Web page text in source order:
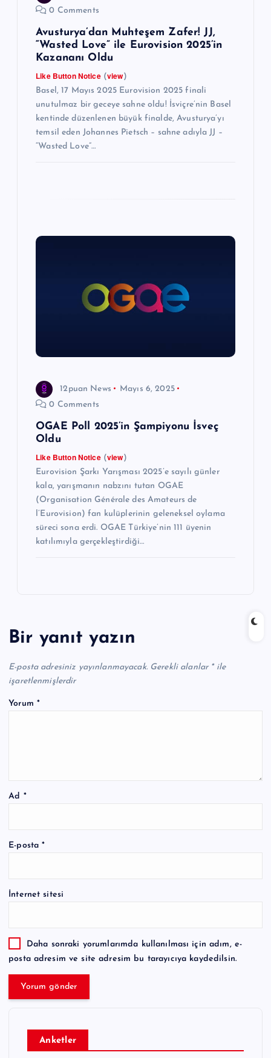
0 Comments
Avusturya’dan Muhteşem Zafer! JJ,
“Wasted Love” ile Eurovision 2025’in
Kazananı Oldu
Like Button Notice(view )
Basel, 17 Mayıs 2025 Eurovision 2025 finali
unutulmaz bir geceye sahne oldu! İsviçre’nin Basel
kentinde düzenlenen büyük finalde, Avusturya’yı
temsil eden Johannes Pietsch – sahne adıyla JJ –
“Wasted Love”…
12puan News
Mayıs 6, 2025
0 Comments
OGAE Poll 2025’in Şampiyonu İsveç
Oldu
Like Button Notice(view)
Eurovision Şarkı Yarışması 2025’e sayılı günler
kala, yarışmanın nabzını tutan OGAE
(Organisation Générale des Amateurs de
l’Eurovision) fan kulüplerinin geleneksel oylama
süreci sona erdi. OGAE Türkiye’nin 111 üyenin
katılımıyla gerçekleştirdiği…
Bir yanıt yazın
E-posta adresiniz yayınlanmayacak. Gerekli alanlar *ile
işaretlenmişlerdir
Yorum *
Ad *
E-posta*
İnternet sitesi
Daha sonraki yorumlarımda kullanılması için adım, e-
posta adresim ve site adresim bu tarayıcıya kaydedilsin.
Anketler